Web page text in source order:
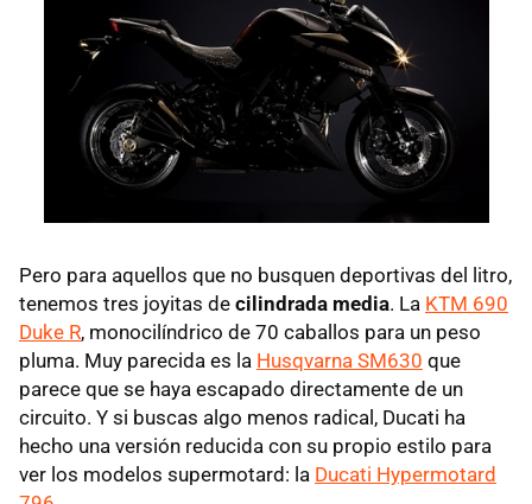
Pero para aquellos que no busquen deportivas del litro,
tenemos tres joyitas de cilindrada media. La KTM 690
Duke R, monocilíndrico de 70 caballos para un peso
pluma. Muy parecida es la Husqvarna SM630 que
parece que se haya escapado directamente de un
circuito. Y si buscas algo menos radical, Ducati ha
hecho una versión reducida con su propio estilo para
ver los modelos supermotard: la Ducati Hypermotard